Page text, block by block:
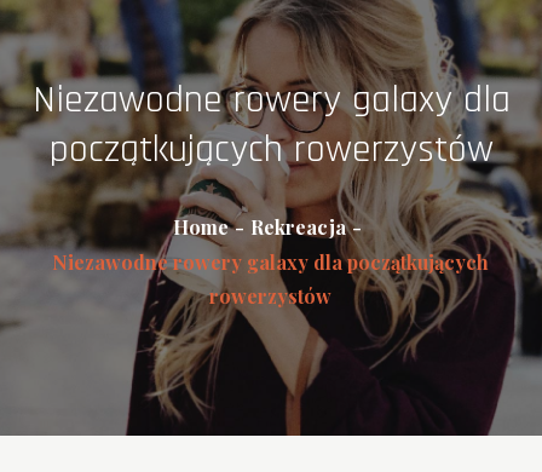
Niezawodne rowery galaxy dla
początkujących rowerzystów
Home
Rekreacja
Niezawodne rowery galaxy dla początkujących
rowerzystów